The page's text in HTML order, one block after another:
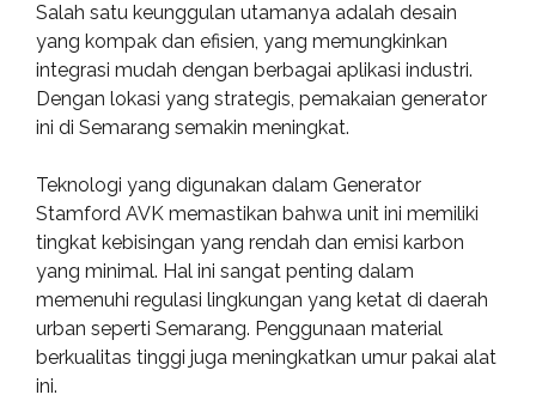
Salah satu keunggulan utamanya adalah desain
yang kompak dan efisien, yang memungkinkan
integrasi mudah dengan berbagai aplikasi industri.
Dengan lokasi yang strategis, pemakaian generator
ini di Semarang semakin meningkat.
Teknologi yang digunakan dalam Generator
Stamford AVK memastikan bahwa unit ini memiliki
tingkat kebisingan yang rendah dan emisi karbon
yang minimal. Hal ini sangat penting dalam
memenuhi regulasi lingkungan yang ketat di daerah
urban seperti Semarang. Penggunaan material
berkualitas tinggi juga meningkatkan umur pakai alat
ini.